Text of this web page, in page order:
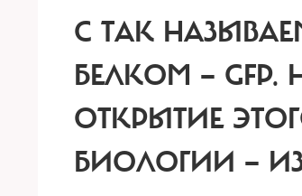
С ТАК
БЕЛКОМ —
ОТКРЫТИЕ
БИОЛОГИИ —